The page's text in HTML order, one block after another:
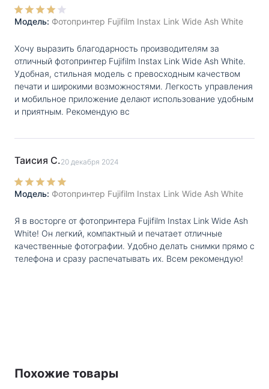
Модель: Фотопринтер Fujifilm Instax Link Wide Ash White
Хочу выразить благодарность производителям за
отличный фотопринтер Fujifilm Instax Link Wide Ash White.
Удобная, стильная модель с превосходным качеством
печати и широкими возможностями. Легкость управления
и мобильное приложение делают использование удобным
и приятным. Рекомендую вс
Таисия С.20 декабря 2024
Модель: Фотопринтер Fujifilm Instax Link Wide Ash White
Я в восторге от фотопринтера Fujifilm Instax Link Wide Ash
White! Он легкий, компактный и печатает отличные
качественные фотографии. Удобно делать снимки прямо с
телефона и сразу распечатывать их. Всем рекомендую!
Похожие товары